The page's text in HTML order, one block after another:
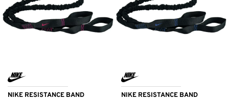
NIKE RESISTANCE BAND NIKE RESISTANCE BAND